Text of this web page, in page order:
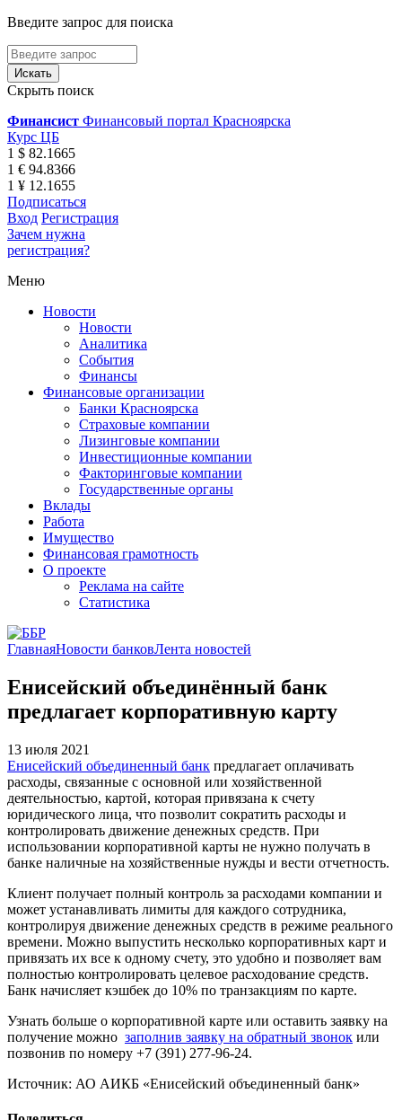
Введите запрос для поиска
Скрыть поиск
Финансист Финансовый портал Красноярска
Курс ЦБ
1 $ 82.1665
1 € 94.8366
1 ¥ 12.1655
Подписаться
Вход Регистрация
Зачем нужна
регистрация?
Меню
Новости
Новости
Аналитика
События
Финансы
Финансовые организации
Банки Красноярска
Страховые компании
Лизинговые компании
Инвестиционные компании
Факторинговые компании
Государственные органы
Вклады
Работа
Имущество
Финансовая грамотность
О проекте
Реклама на сайте
Статистика
ГлавнаяНовости банковЛента новостей
Енисейский объединённый банк
предлагает корпоративную карту
13 июля 2021
Енисейский объединенный банк предлагает оплачивать
расходы, связанные с основной или хозяйственной
деятельностью, картой, которая привязана к счету
юридического лица, что позволит сократить расходы и
контролировать движение денежных средств. При
использовании корпоративной карты не нужно получать в
банке наличные на хозяйственные нужды и вести отчетность.
Клиент получает полный контроль за расходами компании и
может устанавливать лимиты для каждого сотрудника,
контролируя движение денежных средств в режиме реального
времени. Можно выпустить несколько корпоративных карт и
привязать их все к одному счету, это удобно и позволяет вам
полностью контролировать целевое расходование средств.
Банк начисляет кэшбек до 10% по транзакциям по карте.
Узнать больше о корпоративной карте или оставить заявку на
получение можно заполнив заявку на обратный звонок или
позвонив по номеру +7 (391) 277-96-24.
Источник: АО АИКБ «Енисейский объединенный банк»